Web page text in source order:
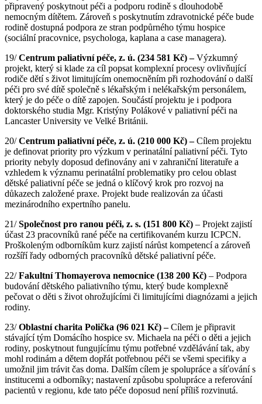
připravený poskytnout péči a podporu rodině s dlouhodobě
nemocným dítětem. Zároveň s poskytnutím zdravotnické péče bude
rodině dostupná podpora ze stran podpůrného týmu hospice
(sociální pracovnice, psychologa, kaplana a case managera).
19/Centrum paliativní péče, z. ú. (234 581 Kč) –Výzkumný
projekt, který si klade za cíl popsat komplexní procesy ovlivňující
rodiče dětí s život limitujícím onemocněním při rozhodování o další
péči pro své dítě společně s lékařským i nelékařským personálem,
který je do péče o dítě zapojen. Součástí projektu je i podpora
doktorského studia Mgr. Kristýny Polákové v paliativní péči na
Lancaster University ve Velké Británii.
20/Centrum paliativní péče, z. ú. (210 000 Kč)–Cílem projektu
je definovat priority pro výzkum v perinatální paliativní péči. Tyto
priority nebyly doposud definovány ani v zahraniční literatuře a
vzhledem k významu perinatální problematiky pro celou oblast
dětské paliativní péče se jedná o klíčový krok pro rozvoj na
důkazech založené praxe. Projekt bude realizován za účasti
mezinárodního expertního panelu.
21/Společnost pro ranou péči, z. s. (151 800 Kč) – Projekt zajistí
účast 23 pracovníků rané péče na certifikovaném kurzu ICPCN.
Proškoleným odborníkům kurz zajistí nárůst kompetencí a zároveň
rozšíří řady odborných pracovníků dětské paliativní péče.
22/Fakultní Thomayerova nemocnice (138 200 Kč) – Podpora
budování dětského paliativního týmu, který bude komplexně
pečovat o děti s život ohrožujícími či limitujícími diagnózami a jejich
rodiny.
23/Oblastní charita Polička (96 021 Kč) –Cílem je připravit
stávající tým Domácího hospice sv. Michaela na péči o děti a jejich
rodiny, poskytnout fungujícímu týmu potřebné vzdělávání tak, aby
mohl rodinám a dětem dopřát potřebnou péči se všemi specifiky a
umožnil jim trávit čas doma. Dalším cílem je spolupráce a síťování s
institucemi a odborníky; nastavení způsobu spolupráce a referování
pacientů v regionu, kde tato péče doposud není příliš rozvinutá.